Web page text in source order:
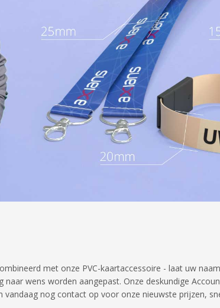
met onze PVC-kaartaccessoire - laat uw
wens worden aangepast. Onze deskundige
nog contact op voor onze nieuwste prijzen,